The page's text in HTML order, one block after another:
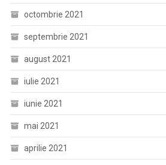
octombrie 2021
septembrie 2021
august 2021
iulie 2021
iunie 2021
mai 2021
aprilie 2021